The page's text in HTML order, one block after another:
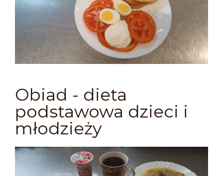
Obiad - dieta
podstawowa dzieci i
młodzieży